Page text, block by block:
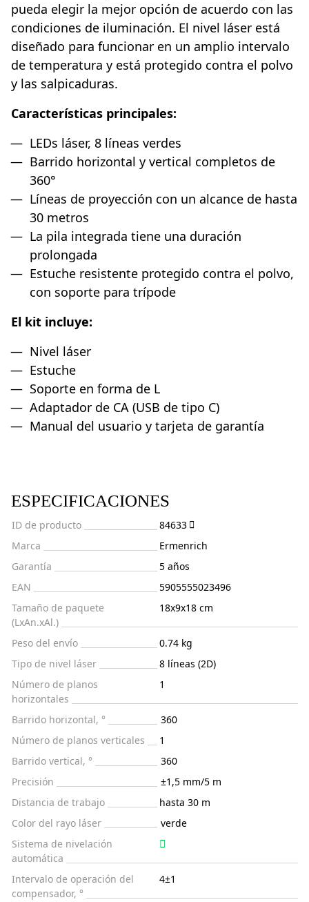
pueda elegir la mejor opción de acuerdo con las
condiciones de iluminación. El nivel láser está
diseñado para funcionar en un amplio intervalo
de temperatura y está protegido contra el polvo
y las salpicaduras.
Características principales:
LEDs láser, 8 líneas verdes
Barrido horizontal y vertical completos de
360°
Líneas de proyección con un alcance de hasta
30 metros
La pila integrada tiene una duración
prolongada
Estuche resistente protegido contra el polvo,
con soporte para trípode
El kit incluye:
Nivel láser
Estuche
Soporte en forma de L
Adaptador de CA (USB de tipo C)
Manual del usuario y tarjeta de garantía
ESPECIFICACIONES
ID de producto
84633
Marca
Ermenrich
Garantía
5 años
EAN
5905555023496
Tamaño de paquete
(LxAn.xAl.)
18x9x18 cm
Peso del envío
0.74 kg
Tipo de nivel láser
8 líneas (2D)
Número de planos
horizontales
1
Barrido horizontal, °
360
Número de planos verticales
1
Barrido vertical, °
360
Precisión
±1,5 mm/5 m
Distancia de trabajo
hasta 30 m
Color del rayo láser
verde
Sistema de nivelación
automática
Intervalo de operación del
compensador, °
4±1